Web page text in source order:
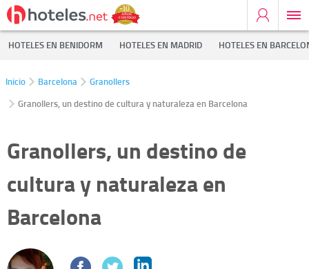
HOTELES EN BENIDORM HOTELES EN MADRID HOTELES EN
Inicio Barcelona
Granollers
Granollers, un destino de cultura y naturaleza en Barcelona
Granollers, un destino de
cultura y naturaleza en
Barcelona